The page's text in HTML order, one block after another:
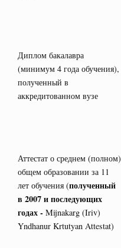
Диплом бакалавра
(минимум 4 года обучения),
полученный в
аккредитованном вузе
Аттестат о среднем (полном)
общем образовании за 11
лет обучения (полученный
в 2007 и последующих
годах - Mijnakarg (Iriv)
Yndhanur Krtutyan Attestat)